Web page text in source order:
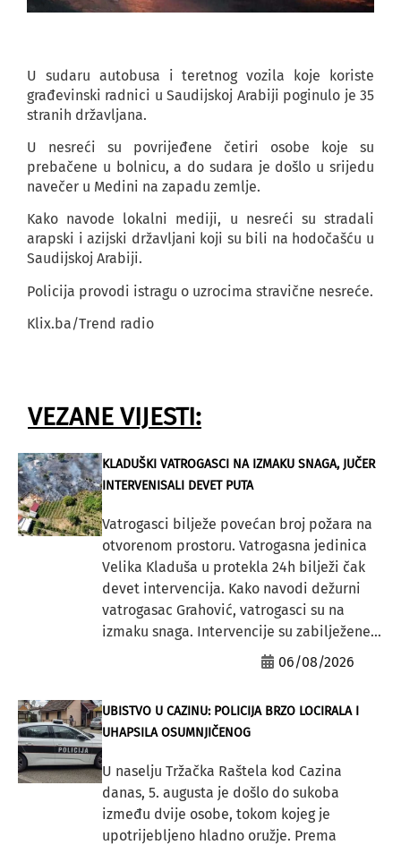
U sudaru autobusa i teretnog vozila koje koriste
građevinski radnici u Saudijskoj Arabiji poginulo je 35
stranih državljana.
U nesreći su povrijeđene četiri osobe koje su
prebačene u bolnicu, a do sudara je došlo u srijedu
navečer u Medini na zapadu zemlje.
Kako navode lokalni mediji, u nesreći su stradali
arapski i azijski državljani koji su bili na hodočašću u
Saudijskoj Arabiji.
Policija provodi istragu o uzrocima stravične nesreće.
Klix.ba/Trend radio
VEZANE VIJESTI:
KLADUŠKI VATROGASCI NA IZMAKU SNAGA, JUČER
INTERVENISALI DEVET PUTA
Vatrogasci bilježe povećan broj požara na
otvorenom prostoru. Vatrogasna jedinica
Velika Kladuša u protekla 24h bilježi čak
devet intervencija. Kako navodi dežurni
vatrogasac Grahović, vatrogasci su na
izmaku snaga. Intervencije su zabilježene...
06/08/2026
UBISTVO U CAZINU: POLICIJA BRZO LOCIRALA I
UHAPSILA OSUMNJIČENOG
U naselju Tržačka Raštela kod Cazina
danas, 5. augusta je došlo do sukoba
između dvije osobe, tokom kojeg je
upotrijebljeno hladno oružje. Prema